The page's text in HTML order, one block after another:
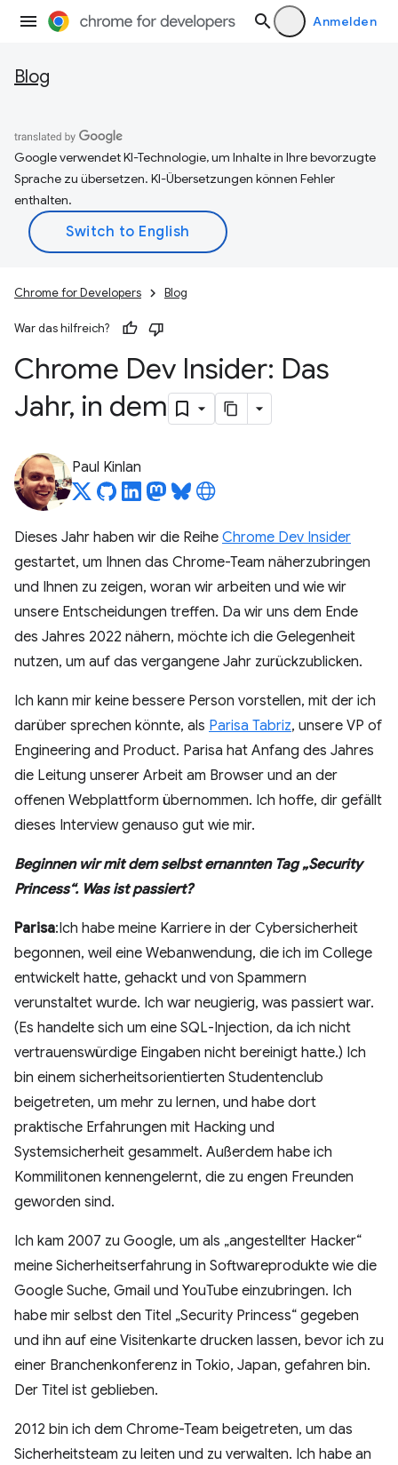
Anmelden
Blog
Google verwendet KI-Technologie, um Inhalte in Ihre bevorzugte
Sprache zu übersetzen. KI-Übersetzungen können Fehler
enthalten.
Chrome for Developers Blog
War das hilfreich?
Chrome Dev Insider: Das
Jahr, in dem
Paul Kinlan
Dieses Jahr haben wir die Reihe Chrome Dev Insider
gestartet, um Ihnen das Chrome-Team näherzubringen
und Ihnen zu zeigen, woran wir arbeiten und wie wir
unsere Entscheidungen treffen. Da wir uns dem Ende
des Jahres 2022 nähern, möchte ich die Gelegenheit
nutzen, um auf das vergangene Jahr zurückzublicken.
Ich kann mir keine bessere Person vorstellen, mit der ich
darüber sprechen könnte, als Parisa Tabriz, unsere VP of
Engineering and Product. Parisa hat Anfang des Jahres
die Leitung unserer Arbeit am Browser und an der
offenen Webplattform übernommen. Ich hoffe, dir gefällt
dieses Interview genauso gut wie mir.
Beginnen wir mit dem selbst ernannten Tag „Security
Princess“. Was ist passiert?
Parisa:Ich habe meine Karriere in der Cybersicherheit
begonnen, weil eine Webanwendung, die ich im College
entwickelt hatte, gehackt und von Spammern
verunstaltet wurde. Ich war neugierig, was passiert war.
(Es handelte sich um eine SQL-Injection, da ich nicht
vertrauenswürdige Eingaben nicht bereinigt hatte.) Ich
bin einem sicherheitsorientierten Studentenclub
beigetreten, um mehr zu lernen, und habe dort
praktische Erfahrungen mit Hacking und
Systemsicherheit gesammelt. Außerdem habe ich
Kommilitonen kennengelernt, die zu engen Freunden
geworden sind.
Ich kam 2007 zu Google, um als „angestellter Hacker“
meine Sicherheitserfahrung in Softwareprodukte wie die
Google Suche, Gmail und YouTube einzubringen. Ich
habe mir selbst den Titel „Security Princess“ gegeben
und ihn auf eine Visitenkarte drucken lassen, bevor ich zu
einer Branchenkonferenz in Tokio, Japan, gefahren bin.
Der Titel ist geblieben.
2012 bin ich dem Chrome-Team beigetreten, um das
Sicherheitsteam zu leiten und zu verwalten. Ich habe an